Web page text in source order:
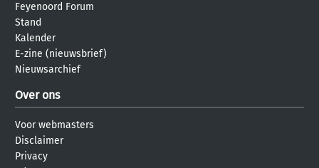
Feyenoord Forum
Stand
Kalender
E-zine (nieuwsbrief)
Nieuwsarchief
Over ons
Voor webmasters
Disclaimer
Privacy